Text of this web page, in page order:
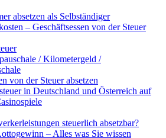
absetzen als Selbständiger
– Geschäftsessen von der Steuer
/ Kilometergeld /
von der Steuer absetzen
in Deutschland und Österreich auf
steuerlich absetzbar?
– Alles was Sie wissen